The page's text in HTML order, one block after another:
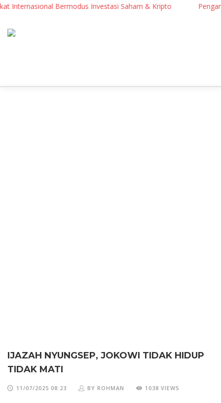
Bermodus Investasi Saham & Kripto
IJAZAH NYUNGSEP, JOKOWI TIDAK HIDUP
TIDAK MATI
11/07/2025 08:23 BY ROHMAN 1038 VIEWS